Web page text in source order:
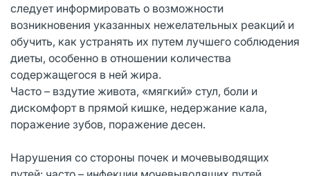
следует информировать о возможности
возникновения указанных нежелательных реакций и
обучить, как устранять их путем лучшего соблюдения
диеты, особенно в отношении количества
содержащегося в ней жира.
Часто – вздутие живота, «мягкий» стул, боли и
дискомфорт в прямой кишке, недержание кала,
поражение зубов, поражение десен.
Нарушения со стороны почек и мочевыводящих